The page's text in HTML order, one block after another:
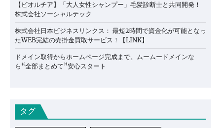
【ビオルチア】「大人女性シャンプー」毛髪診断士と共同開発！
株式会社ソーシャルテック
株式会社日本ビジネスリンクス： 最短2時間で資金化が可能となっ
たWEB完結の売掛金買取サービス！【LINK】
ドメイン取得からホームページ完成まで。ムームードメインな
ら“全部まとめて”安心スタート
タグ